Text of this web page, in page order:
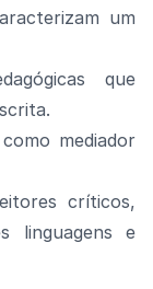
um
que
mediador
críticos,
linguagens e